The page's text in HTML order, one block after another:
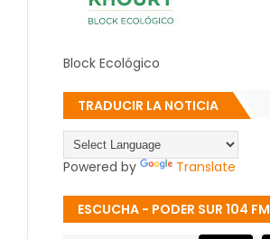
Block Ecológico
TRADUCIR LA NOTICIA
Powered by Translate
ESCUCHA - PODER SUR 104 FM